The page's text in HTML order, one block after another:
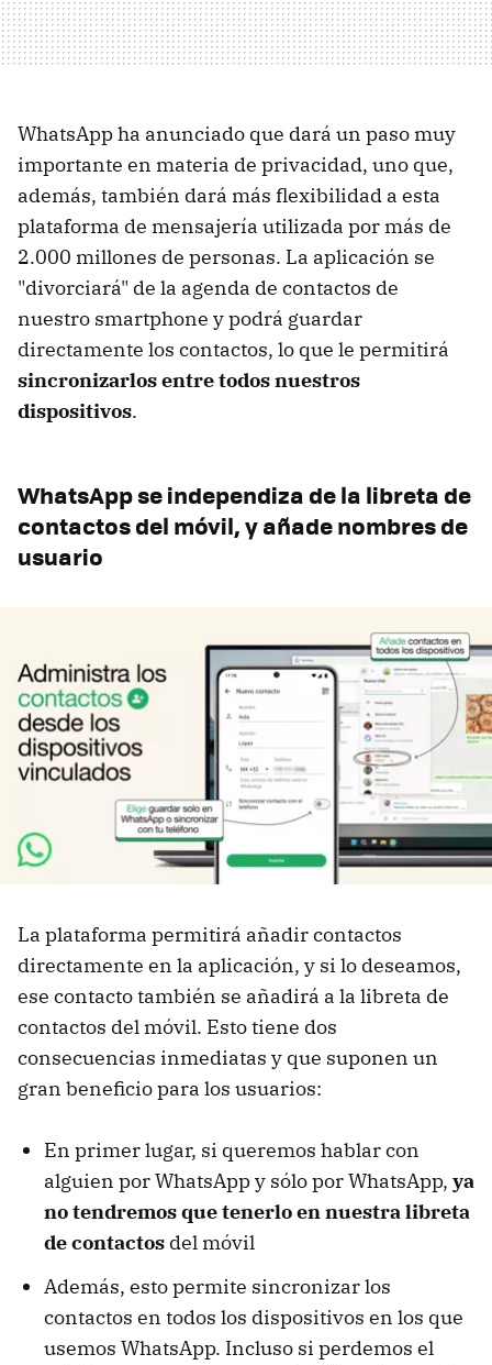
WhatsApp ha anunciado que dará un paso muy
importante en materia de privacidad, uno que,
además, también dará más flexibilidad a esta
plataforma de mensajería utilizada por más de
2.000 millones de personas. La aplicación se
"divorciará" de la agenda de contactos de
nuestro smartphone y podrá guardar
directamente los contactos, lo que le permitirá
sincronizarlos entre todos nuestros
dispositivos.
WhatsApp se independiza de la libreta de
contactos del móvil, y añade nombres de
usuario
La plataforma permitirá añadir contactos
directamente en la aplicación, y si lo deseamos,
ese contacto también se añadirá a la libreta de
contactos del móvil. Esto tiene dos
consecuencias inmediatas y que suponen un
gran beneficio para los usuarios:
En primer lugar, si queremos hablar con
alguien por WhatsApp y sólo por WhatsApp, ya
no tendremos que tenerlo en nuestra libreta
de contactos del móvil
Además, esto permite sincronizar los
contactos en todos los dispositivos en los que
usemos WhatsApp. Incluso si perdemos el